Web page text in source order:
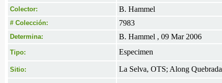
Colector: B. Hammel
# Colección: 7983
Determina: B. Hammel , 09 Mar 2006
Tipo: Especimen
Sitio: La Selva, OTS; Along